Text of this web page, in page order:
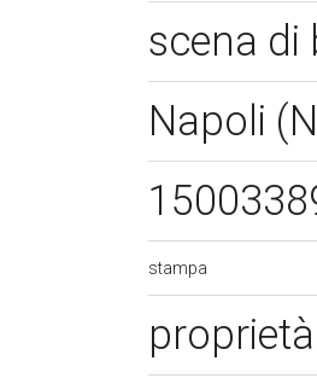
scena
Napoli
stampa